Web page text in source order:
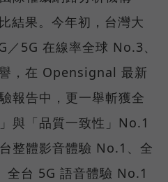
結果。今年初，台灣大
5G 在線率全球 No.3、
，在 Opensignal 最新
報告中，更一舉斬獲全
與「品質一致性」No.1
整體影音體驗 No.1、全
全台 5G 語音體驗 No.1